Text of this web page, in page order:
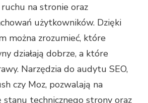
na stronie oraz
użytkowników. Dzięki
można zrozumieć, które
działają dobrze, a które
Narzędzia do audytu SEO,
czy Moz, pozwalają na
stanu technicznego strony oraz